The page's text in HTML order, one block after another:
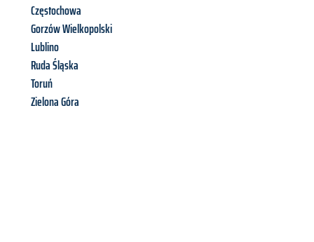
Częstochowa
Gorzów Wielkopolski
Lublino
Ruda Śląska
Toruń
Zielona Góra